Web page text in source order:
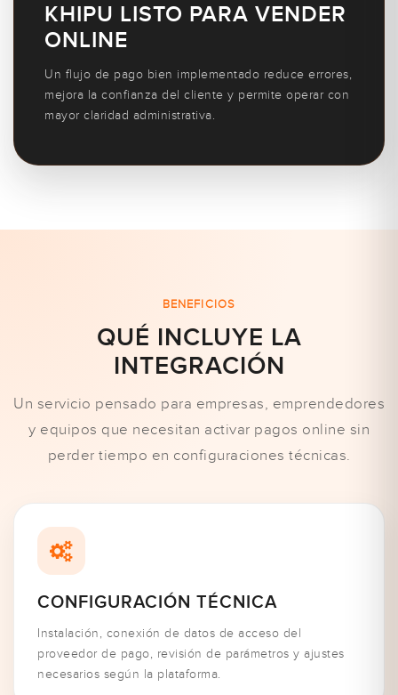
KHIPU LISTO PARA VENDER
ONLINE
Un flujo de pago bien implementado reduce errores,
mejora la confianza del cliente y permite operar con
mayor claridad administrativa.
BENEFICIOS
QUÉ INCLUYE LA
INTEGRACIÓN
Un servicio pensado para empresas, emprendedores
y equipos que necesitan activar pagos online sin
perder tiempo en configuraciones técnicas.
CONFIGURACIÓN TÉCNICA
Instalación, conexión de datos de acceso del
proveedor de pago, revisión de parámetros y ajustes
necesarios según la plataforma.